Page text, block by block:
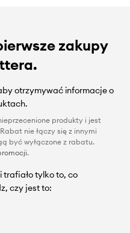
zakupy
otrzymywać informacje o
produkty i jest
nie łączy się z innymi
być wyłączone z rabatu.
.
trafiało tylko to, co
czy jest to: